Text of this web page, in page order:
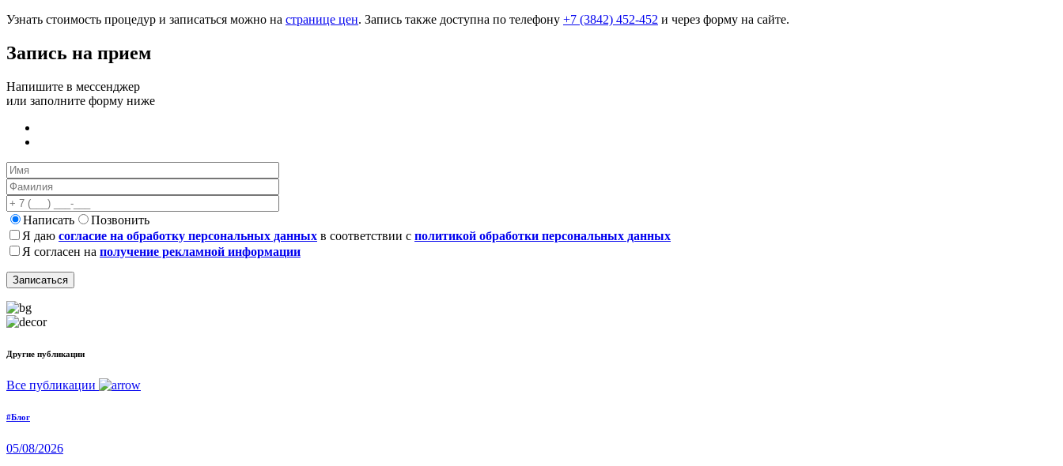
Узнать стоимость процедур и записаться можно на странице цен. Запись также доступна по телефону +7 (3842) 452-452 и через форму на сайте.
Запись на прием
Напишите в мессенджер
или заполните форму ниже
Написать
Позвонить
Я даю согласие на обработку персональных данных в соответствии с политикой обработки персональных данных
Я согласен на получение рекламной информации
Другие публикации
Все публикации
#Блог
05/08/2026